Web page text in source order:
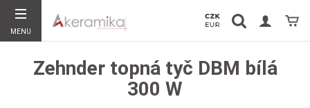
MENU
Vyhledávání Košík
Zehnder topná tyč DBM bílá
300 W